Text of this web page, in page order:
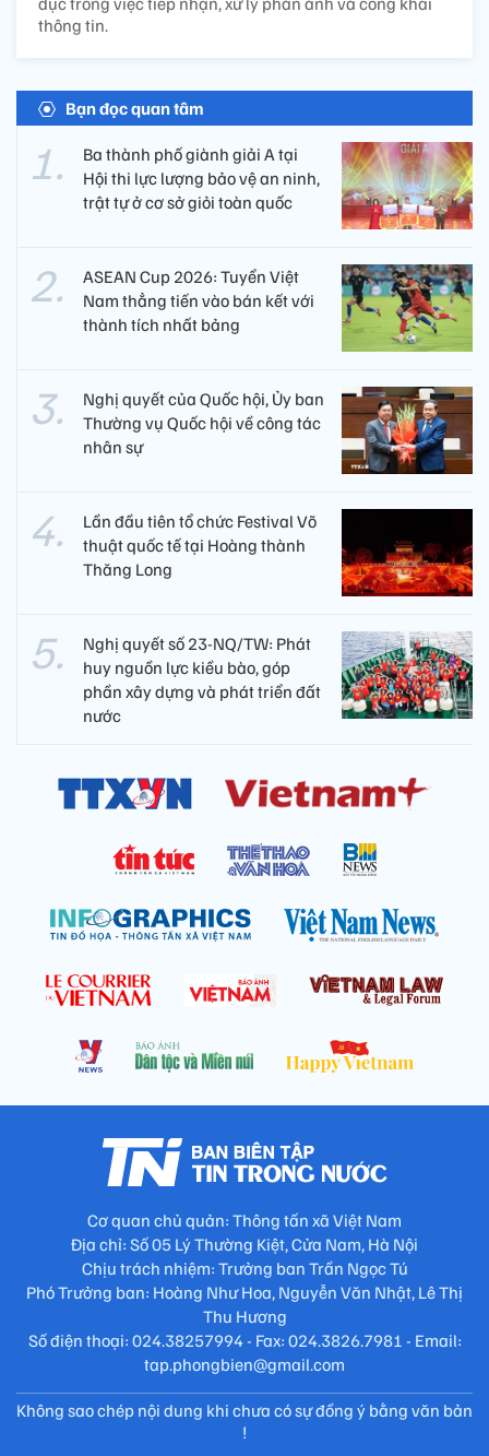
thông tin.
Bạn đọc quan tâm
Ba thành phố giành giải A tại
Hội thi lực lượng bảo vệ an ninh,
trật tự ở cơ sở giỏi toàn quốc
ASEAN Cup 2026: Tuyển Việt
Nam thẳng tiến vào bán kết với
thành tích nhất bảng
Nghị quyết của Quốc hội, Ủy ban
Thường vụ Quốc hội về công tác
nhân sự
Lần đầu tiên tổ chức Festival Võ
thuật quốc tế tại Hoàng thành
Thăng Long
Nghị quyết số 23-NQ/TW: Phát
huy nguồn lực kiều bào, góp
phần xây dựng và phát triển đất
nước
Cơ quan chủ quản: Thông tấn xã Việt Nam
Địa chỉ: Số 05 Lý Thường Kiệt, Cửa Nam, Hà Nội
Chịu trách nhiệm: Trưởng ban Trần Ngọc Tú
Phó Trưởng ban: Hoàng Như Hoa, Nguyễn Văn Nhật, Lê Thị
Thu Hương
Số điện thoại: 024.38257994 - Fax: 024.3826.7981 - Email:
tap.phongbien@gmail.com
Không sao chép nội dung khi chưa có sự đồng ý bằng văn bản
!